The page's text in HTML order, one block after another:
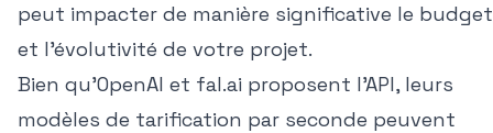
peut impacter de manière significative le budget
et l'évolutivité de votre projet.
Bien qu'OpenAI et fal.ai proposent l'API, leurs
modèles de tarification par seconde peuvent